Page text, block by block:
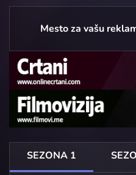
Mesto za vašu
SEZONA 1